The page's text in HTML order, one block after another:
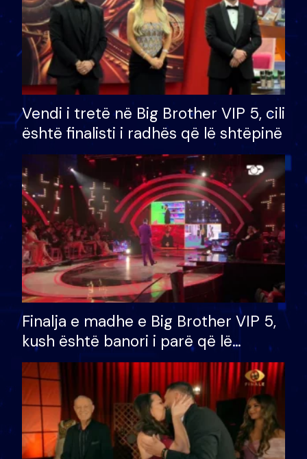
Vendi i tretë në Big Brother VIP 5, cili
është finalisti i radhës që lë shtëpinë
Finalja e madhe e Big Brother VIP 5,
kush është banori i parë që lë
shtëpinë dhe humb mundësinë për
të fituar çmimin e madh